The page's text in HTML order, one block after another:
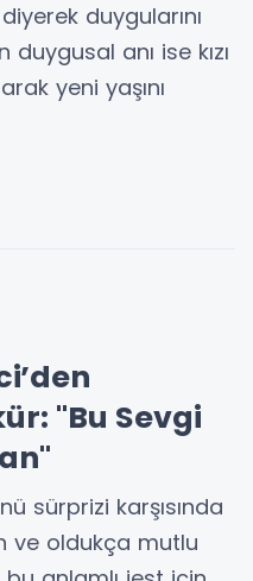
duygularını
anı ise kızı
yeni yaşını
"Bu Sevgi
sürprizi karşısında
ve oldukça mutlu